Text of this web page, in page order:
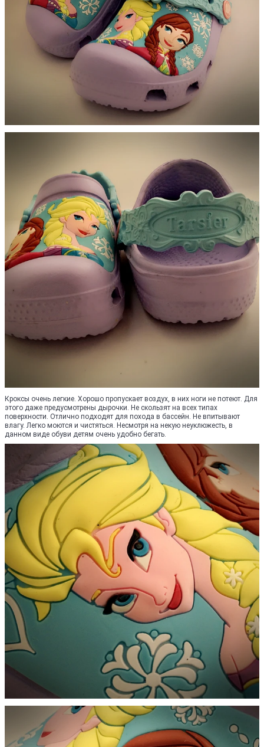
Кроксы очень легкие. Хорошо пропускает воздух, в них ноги не потеют. Для
этого даже предусмотрены дырочки. Не скользят на всех типах
поверхности. Отлично подходят для похода в бассейн. Не впитывают
влагу. Легко моются и чистяться. Несмотря на некую неуклюжесть, в
данном виде обуви детям очень удобно бегать.